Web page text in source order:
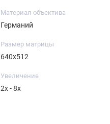
Материал объектива
Германий
Размер матрицы
640x512
Увеличение
2x - 8x